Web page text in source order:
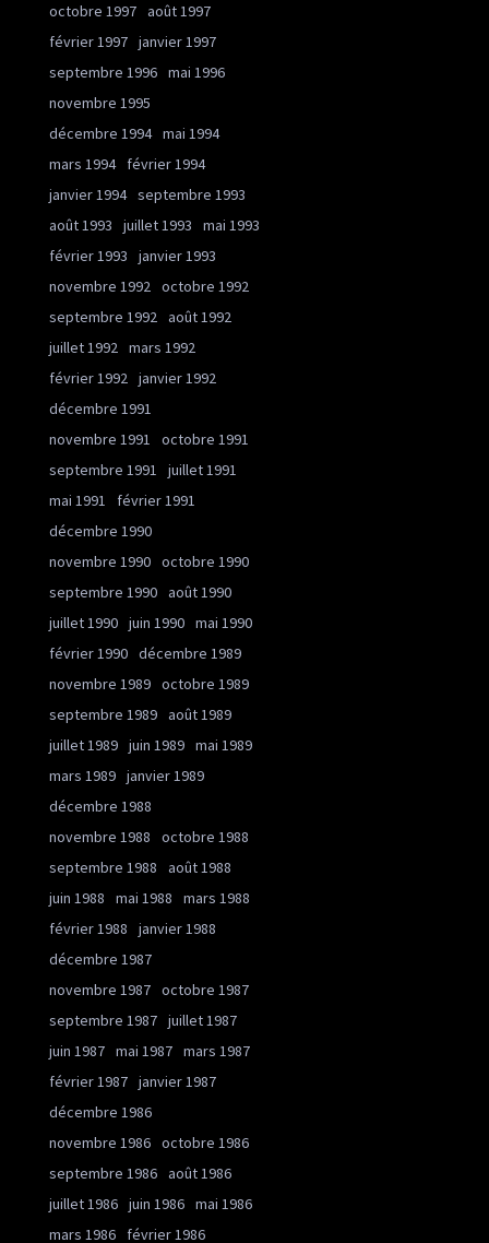
octobre 1997 août 1997
février 1997 janvier 1997
septembre 1996 mai 1996
novembre 1995
décembre 1994 mai 1994
mars 1994
février 1994
janvier 1994 septembre 1993
août 1993
juillet 1993
mai 1993
février 1993
janvier 1993
novembre 1992 octobre 1992
septembre 1992 août 1992
juillet 1992 mars 1992
février 1992 janvier 1992
décembre 1991
novembre 1991
octobre 1991
septembre 1991
juillet 1991
mai 1991
février 1991
décembre 1990
novembre 1990 octobre 1990
septembre 1990 août 1990
juillet 1990 juin 1990 mai 1990
février 1990 décembre 1989
novembre 1989 octobre 1989
septembre 1989 août 1989
juillet 1989 juin 1989 mai 1989
mars 1989 janvier 1989
décembre 1988
novembre 1988
octobre 1988
septembre 1988
août 1988
juin 1988
mai 1988
mars 1988
février 1988
janvier 1988
décembre 1987
novembre 1987 octobre 1987
septembre 1987 juillet 1987
juin 1987 mai 1987 mars 1987
février 1987 janvier 1987
décembre 1986
novembre 1986 octobre 1986
septembre 1986 août 1986
juillet 1986 juin 1986 mai 1986
mars 1986
février 1986